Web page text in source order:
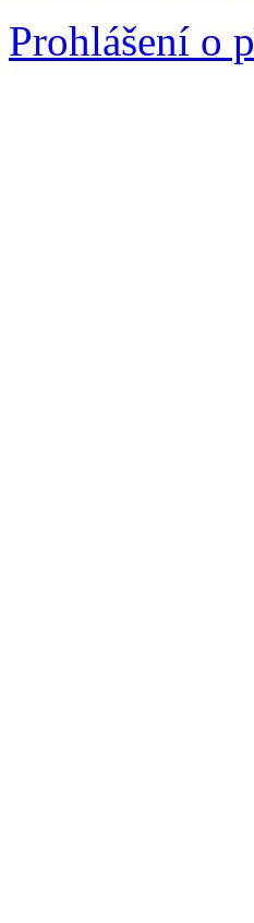
Prohlášení o